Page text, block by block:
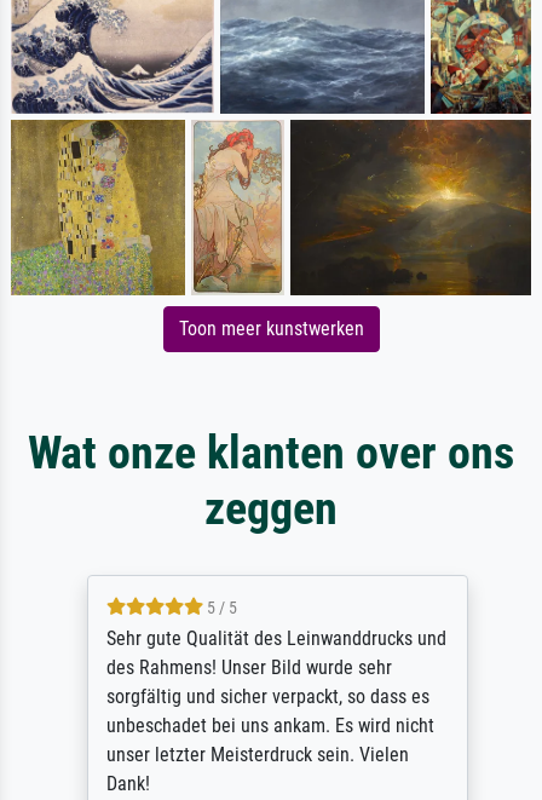
Toon meer kunstwerken
Wat onze klanten over ons
zeggen
5 / 5
Sehr gute Qualität des Leinwanddrucks und
des Rahmens! Unser Bild wurde sehr
sorgfältig und sicher verpackt, so dass es
unbeschadet bei uns ankam. Es wird nicht
unser letzter Meisterdruck sein. Vielen
Dank!